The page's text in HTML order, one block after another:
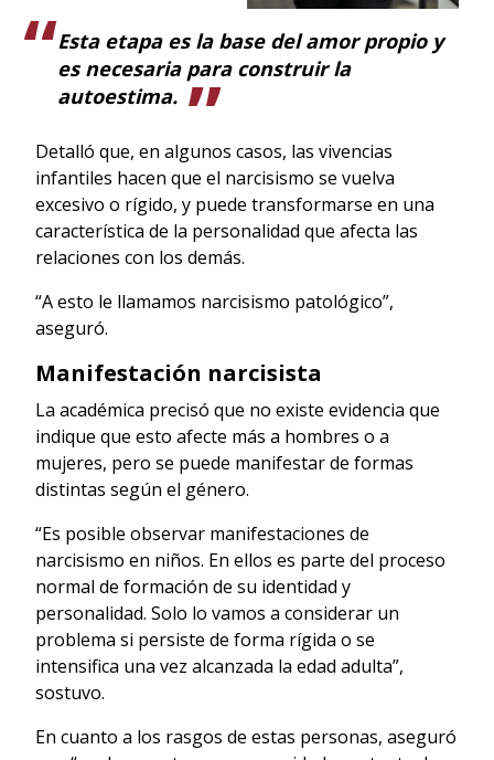
Esta etapa es la base del amor propio y
es necesaria para construir la
autoestima.
Detalló que, en algunos casos, las vivencias
infantiles hacen que el narcisismo se vuelva
excesivo o rígido, y puede transformarse en una
característica de la personalidad que afecta las
relaciones con los demás.
“A esto le llamamos narcisismo patológico”,
aseguró.
Manifestación narcisista
La académica precisó que no existe evidencia que
indique que esto afecte más a hombres o a
mujeres, pero se puede manifestar de formas
distintas según el género.
“Es posible observar manifestaciones de
narcisismo en niños. En ellos es parte del proceso
normal de formación de su identidad y
personalidad. Solo lo vamos a considerar un
problema si persiste de forma rígida o se
intensifica una vez alcanzada la edad adulta”,
sostuvo.
En cuanto a los rasgos de estas personas, aseguró